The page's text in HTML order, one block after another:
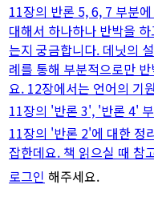
11장의 반론 5, 6, 7 부분
대해서 하나하나 반박을
는지 궁금합니다. 데닛의
례를 통해 부분적으로만
요. 12장에서는 언어의 기
11장의 '반론 3', '반론 4'
11장의 '반론 2'에 대한 정
잡한데요. 책 읽으실 때 참
로그인 해주세요.